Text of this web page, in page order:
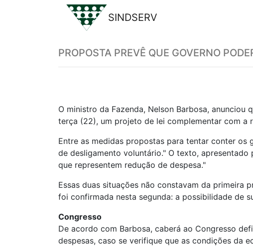
SINDSERV
PROPOSTA PREVÊ QUE GOVERNO
O ministro da Fazenda, Nelson Barbosa, anunciou
terça (22), um projeto de lei complementar com a
Entre as medidas propostas para tentar conter
de desligamento voluntário." O texto,
que representem redução de despesa."
Essas duas situações não constavam da primeira
foi confirmada nesta segunda: a possibilidade de
Congresso
De acordo com Barbosa, caberá ao Congresso
despesas, caso se verifique que as condições da